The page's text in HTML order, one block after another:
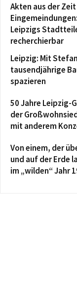
Akten aus der
Leipzigs
recherchierbar
Leipzig: Mit
tausendjährige
spazieren
50 Jahre Leipzig-
der
mit anderem
Von einem, der
und auf der Erde
im „wilden“ Jahr